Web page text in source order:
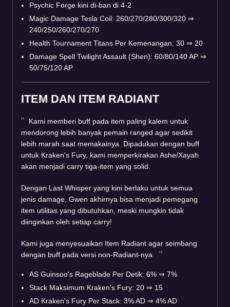
Psychic Forge kini di-ban di 4-2
Magic Damage Tesla Coil: 260/270/280/300/320 ⇒
240/250/260/270/270
Health Tournament Titans Per Kemenangan: 30 ⇒ 20
Damage Spell Twilight Assault (Shen): 60/80/140 AP ⇒
50/75/120 AP
ITEM DAN ITEM RADIANT
Kami memberi buff pada item paling kalem untuk
mendorong lebih banyak pemain ranged agar sedikit
lebih marah saat memakainya. Dipadukan dengan buff
untuk Kraken's Fury, kami memperkirakan Ashe/Xayah
akan menjadi carry tiga-item yang solid.
Dengan Last Whisper yang kini berlaku untuk semua
jenis damage, Gwen akhirnya bisa menjadi pemegang
item utilitas yang dibutuhkan, meski mungkin tidak
diinginkan oleh setiap carry!
Kami juga menyesuaikan Item Radiant agar seimbang
dengan buff pada versi non-Radiant-nya.
AS Guinsoo's Rageblade Per Detik: 6% ⇒ 7%
Stack Maksimum Kraken's Fury: 20 ⇒ 15
AD Kraken's Fury Per Stack: 3% AD ⇒ 4% AD